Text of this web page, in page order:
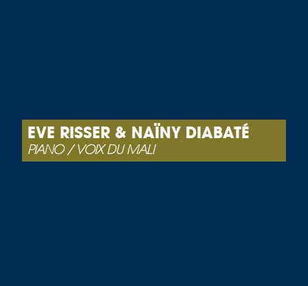
EVE RISSER & NAÏNY DIABATÉ
PIANO / VOIX DU MALI